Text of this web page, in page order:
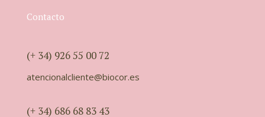
Contacto
(+ 34) 926 55 00 72
atencionalcliente@biocor.es
(+ 34) 686 68 83 43